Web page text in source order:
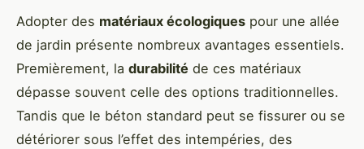
Adopter des matériaux écologiques pour une allée
de jardin présente nombreux avantages essentiels.
Premièrement, la durabilité de ces matériaux
dépasse souvent celle des options traditionnelles.
Tandis que le béton standard peut se fissurer ou se
détériorer sous l’effet des intempéries, des